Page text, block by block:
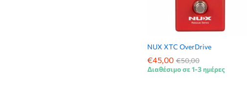
NUX XTC OverDrive
€45,00 €50,00
€45,00 €50,00
Διαθέσιμο σε 1-3 ημέρες